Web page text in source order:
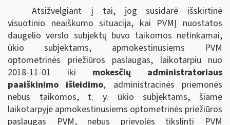
Atsižvelgiant į tai, jog susidarė išskirtinė
visuotinio neaiškumo situacija, kai PVMĮ nuostatos
daugelio verslo subjektų buvo taikomos netinkamai,
ūkio subjektams, apmokestinusiems PVM
optometrinės priežiūros paslaugas, laikotarpiu nuo
2018-11-01 iki mokesčių administratoriaus
paaiškinimo išleidimo, administracinės priemonės
nebus taikomos, t. y. ūkio subjektams, šiame
laikotarpyje apmokestinusiems optometrinės priežiūros
paslaugas PVM, nebus prievolės tikslinti PVM